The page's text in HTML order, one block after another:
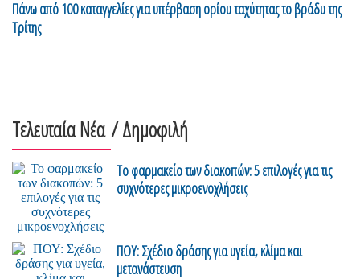
Πάνω από 100 καταγγελίες για υπέρβαση ορίου ταχύτητας το βράδυ της
Τρίτης
Τελευταία Νέα/ Δημοφιλή
Το φαρμακείο των διακοπών: 5 επιλογές για τις
συχνότερες μικροενοχλήσεις
ΠΟΥ: Σχέδιο δράσης για υγεία, κλίμα και
μετανάστευση